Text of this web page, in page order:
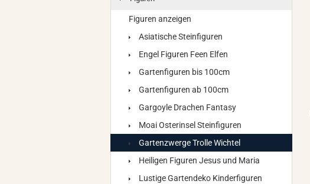
Figuren anzeigen
Asiatische Steinfiguren
Engel Figuren Feen Elfen
Gartenfiguren bis 100cm
Gartenfiguren ab 100cm
Gargoyle Drachen Fantasy
Moai Osterinsel Steinfiguren
Gartenzwerge Trolle Wichtel
Heiligen Figuren Jesus und Maria
Lustige Gartendeko Kinderfiguren